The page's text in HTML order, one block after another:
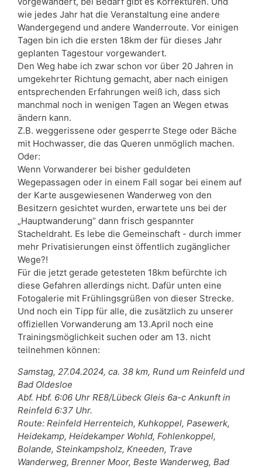
wie jedes Jahr hat die Veranstaltung eine andere
Wandergegend und andere Wanderroute. Vor einigen
Tagen bin ich die ersten 18km der für dieses Jahr
geplanten Tagestour vorgewandert.
Den Weg habe ich zwar schon vor über 20 Jahren in
umgekehrter Richtung gemacht, aber nach einigen
entsprechenden Erfahrungen weiß ich, dass sich
manchmal noch in wenigen Tagen an Wegen etwas
ändern kann.
Z.B. weggerissene oder gesperrte Stege oder Bäche
mit Hochwasser, die das Queren unmöglich machen.
Oder:
Wenn Vorwanderer bei bisher geduldeten
Wegepassagen oder in einem Fall sogar bei einem auf
der Karte ausgewiesenen Wanderweg von den
Besitzern gesichtet wurden, erwartete uns bei der
„Hauptwanderung“ dann frisch gespannter
Stacheldraht. Es lebe die Gemeinschaft - durch immer
mehr Privatisierungen einst öffentlich zugänglicher
Wege?!
Für die jetzt gerade getesteten 18km befürchte ich
diese Gefahren allerdings nicht. Dafür unten eine
Fotogalerie mit Frühlingsgrüßen von dieser Strecke.
Und noch ein Tipp für alle, die zusätzlich zu unserer
offiziellen Vorwanderung am 13.April noch eine
Trainingsmöglichkeit suchen oder am 13. nicht
teilnehmen können:
Samstag, 27.04.2024, ca. 38 km, Rund um Reinfeld und
Bad Oldesloe
Abf. Hbf. 6:06 Uhr RE8/Lübeck Gleis 6a-c Ankunft in
Reinfeld 6:37 Uhr.
Route: Reinfeld Herrenteich, Kuhkoppel, Pasewerk,
Heidekamp, Heidekamper Wohld, Fohlenkoppel,
Bolande, Steinkampsholz, Kneeden, Trave
Wanderweg, Brenner Moor, Beste Wanderweg, Bad